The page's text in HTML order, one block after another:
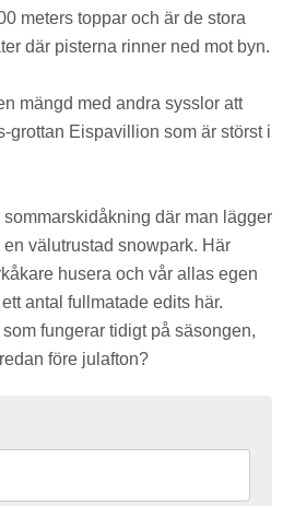
meters toppar och är de stora
där pisterna rinner ned mot byn.
mängd med andra sysslor att
grottan Eispavillion som är störst i
där man lägger
välutrustad snowpark. Här
husera och vår allas egen
antal fullmatade edits här.
fungerar tidigt på säsongen,
före julafton?